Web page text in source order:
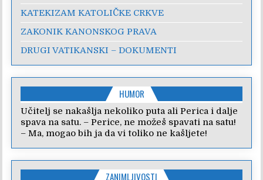
KATEKIZAM KATOLIČKE CRKVE
ZAKONIK KANONSKOG PRAVA
DRUGI VATIKANSKI – DOKUMENTI
HUMOR
Učitelj se nakašlja nekoliko puta ali Perica i dalje
spava na satu. – Perice, ne možeš spavati na satu!
– Ma, mogao bih ja da vi toliko ne kašljete!
ZANIMLJIVOSTI